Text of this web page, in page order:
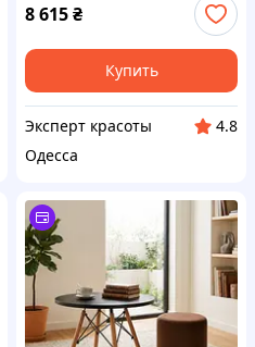
8 615₴
Купить
Эксперт красоты
4.8
Одесса